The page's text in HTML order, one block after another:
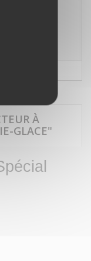
À
GLACE"